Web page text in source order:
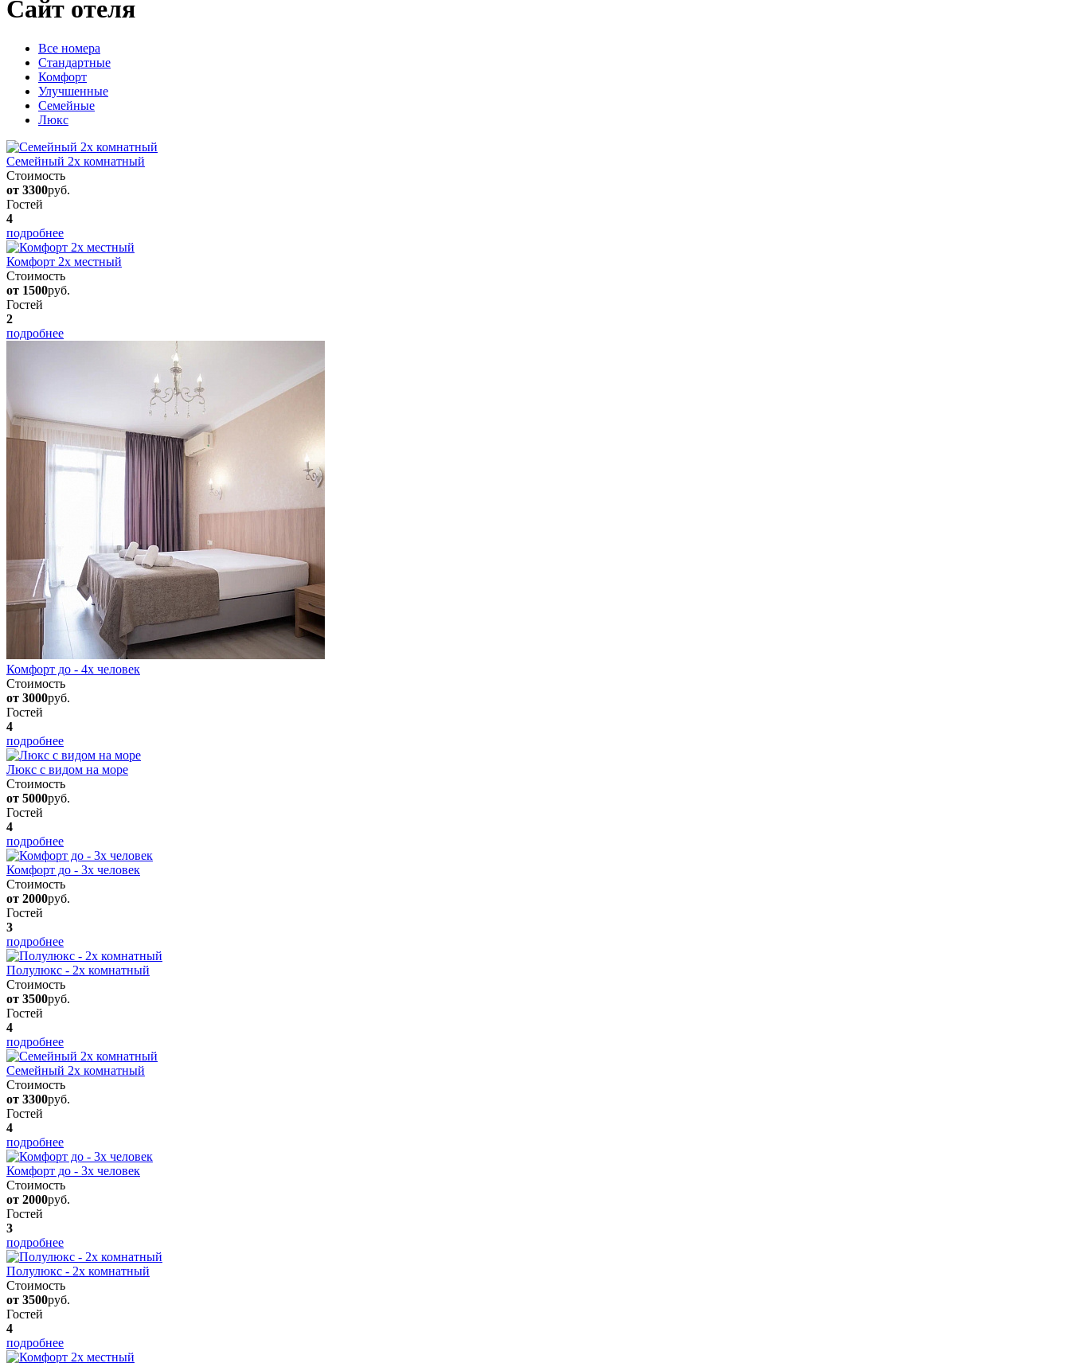
Сайт отеля
Вcе номера
Стандартные
Комфорт
Улучшенные
Семейные
Люкс
Семейный 2х комнатный
Стоимость
от 3300руб.
Гостей
4
подробнее
Комфорт 2х местный
Стоимость
от 1500руб.
Гостей
2
подробнее
Комфорт до - 4х человек
Стоимость
от 3000руб.
Гостей
4
подробнее
Люкс с видом на море
Стоимость
от 5000руб.
Гостей
4
подробнее
Комфорт до - 3х человек
Стоимость
от 2000руб.
Гостей
3
подробнее
Полулюкс - 2х комнатный
Стоимость
от 3500руб.
Гостей
4
подробнее
Семейный 2х комнатный
Стоимость
от 3300руб.
Гостей
4
подробнее
Комфорт до - 3х человек
Стоимость
от 2000руб.
Гостей
3
подробнее
Полулюкс - 2х комнатный
Стоимость
от 3500руб.
Гостей
4
подробнее